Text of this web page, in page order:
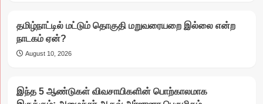
தமிழ்நாட்டில் மட்டும் தொகுதி மறுவரையறை இல்லை என்ற
நாடகம் ஏன்?
August 10, 2026
இந்த 5 ஆண்டுகள் விவசாயிகளின் பொற்காலமாக